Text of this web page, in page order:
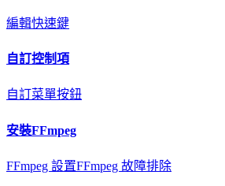
編輯快速鍵
自訂控制項
自訂菜單按鈕
安裝FFmpeg
FFmpeg 設置FFmpeg 故障排除